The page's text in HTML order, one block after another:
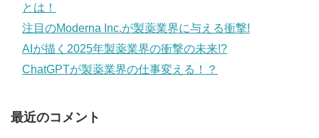
とは！
注目のModerna Inc.が製薬業界に与える衝撃!
AIが描く2025年製薬業界の衝撃の未来!?
ChatGPTが製薬業界の仕事変える！？
最近のコメント